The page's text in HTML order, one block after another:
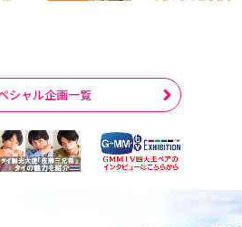
シャル企画一覧